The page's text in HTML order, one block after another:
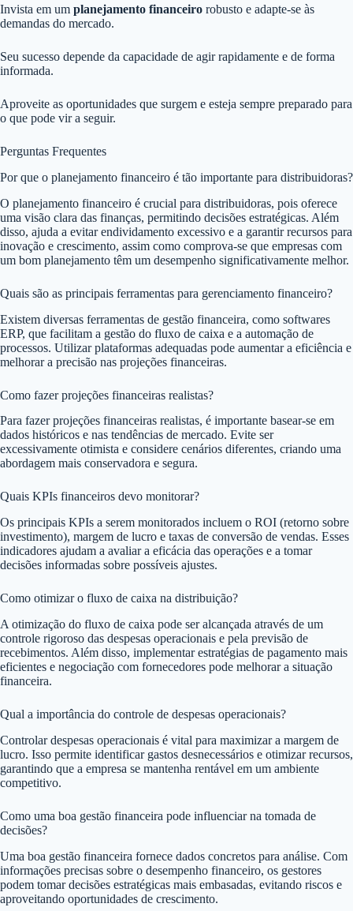
Invista em um planejamento financeiro robusto e adapte-se às
demandas do mercado.
Seu sucesso depende da capacidade de agir rapidamente e de forma
informada.
Aproveite as oportunidades que surgem e esteja sempre preparado para
o que pode vir a seguir.
Perguntas Frequentes
Por que o planejamento financeiro é tão importante para distribuidoras?
O planejamento financeiro é crucial para distribuidoras, pois oferece
uma visão clara das finanças, permitindo decisões estratégicas. Além
disso, ajuda a evitar endividamento excessivo e a garantir recursos para
inovação e crescimento, assim como comprova-se que empresas com
um bom planejamento têm um desempenho significativamente melhor.
Quais são as principais ferramentas para gerenciamento financeiro?
Existem diversas ferramentas de gestão financeira, como softwares
ERP, que facilitam a gestão do fluxo de caixa e a automação de
processos. Utilizar plataformas adequadas pode aumentar a eficiência e
melhorar a precisão nas projeções financeiras.
Como fazer projeções financeiras realistas?
Para fazer projeções financeiras realistas, é importante basear-se em
dados históricos e nas tendências de mercado. Evite ser
excessivamente otimista e considere cenários diferentes, criando uma
abordagem mais conservadora e segura.
Quais KPIs financeiros devo monitorar?
Os principais KPIs a serem monitorados incluem o ROI (retorno sobre
investimento), margem de lucro e taxas de conversão de vendas. Esses
indicadores ajudam a avaliar a eficácia das operações e a tomar
decisões informadas sobre possíveis ajustes.
Como otimizar o fluxo de caixa na distribuição?
A otimização do fluxo de caixa pode ser alcançada através de um
controle rigoroso das despesas operacionais e pela previsão de
recebimentos. Além disso, implementar estratégias de pagamento mais
eficientes e negociação com fornecedores pode melhorar a situação
financeira.
Qual a importância do controle de despesas operacionais?
Controlar despesas operacionais é vital para maximizar a margem de
lucro. Isso permite identificar gastos desnecessários e otimizar recursos,
garantindo que a empresa se mantenha rentável em um ambiente
competitivo.
Como uma boa gestão financeira pode influenciar na tomada de
decisões?
Uma boa gestão financeira fornece dados concretos para análise. Com
informações precisas sobre o desempenho financeiro, os gestores
podem tomar decisões estratégicas mais embasadas, evitando riscos e
aproveitando oportunidades de crescimento.